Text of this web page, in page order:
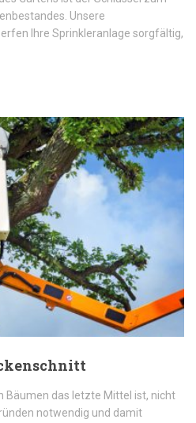
Unsere
Ihre Sprinkleranlage sorgfältig,
Bäumen das letzte Mittel ist, nicht
notwendig und damit